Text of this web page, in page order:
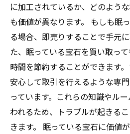
に加工されているか、どのよう
も価値が異なります。 もしも眠
る場合、即売りすることで手元
た、眠っている宝石を買い取っ
時間を節約することができます。
安心して取引を行えるような専
っています。これらの知識やル
われるため、トラブルが起きる
きます。 眠っている宝石に価値